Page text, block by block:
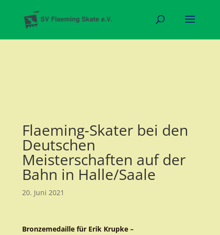
Flaeming-Skater bei den
Deutschen
Meisterschaften auf der
Bahn in Halle/Saale
20. Juni 2021
Bronzemedaille für Erik Krupke –